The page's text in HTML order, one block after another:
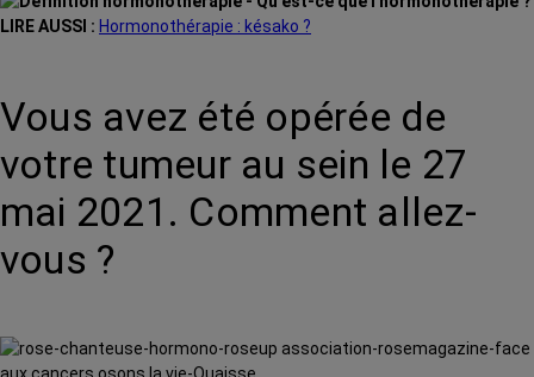
LIRE AUSSI : Hormonothérapie : késako ?
Vous avez été opérée de
votre tumeur au sein le 27
mai 2021. Comment allez-
vous ?